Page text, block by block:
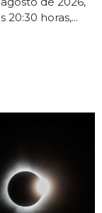
20:30 horas,...